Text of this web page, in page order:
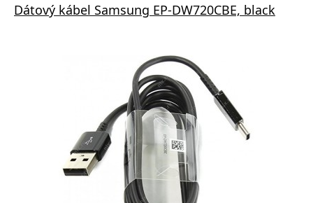
Dátový kábel Samsung EP-DW720CBE, black